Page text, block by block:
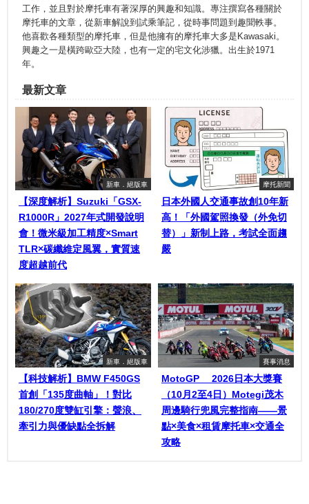
工作，並且對於摩托車有著深厚的興趣和知識。專注撰寫各種關於
摩托車的文章，從新車解說到試乘筆記，從時事問題到趣聞軼事。
他喜歡各種類型的摩托車，但是他擁有的摩托車大多是Kawasaki。
興趣之一是橫跨歐亞大陸，也有一定的宅文化涉獵。出生於1971
年。
最新文章
新車．絕版車
【深度解析】Suzuki「GSX-
R1000R」2027年式開發說明
會！微米級加工精度×Smart
TLR×碳纖維定風翼，實質速
度超越前代
摩托新聞
日本外國人交通事故創10年新
高！「外國駕照換發（外免切
替）」新制上路，考試全面趨
嚴
新車．絕版車
【科技解析】BMW F450GS
首創「135度曲軸」！對比
180/270度雙缸引擎：聲浪、
牽引力與優缺點全拆解
賽事消息
MotoGP™ 2026日本大獎賽
（10月2至4日）Motegi茂木
周邊騎行兜風完整指南——景
點×美食×租賃摩托車×交通全
攻略